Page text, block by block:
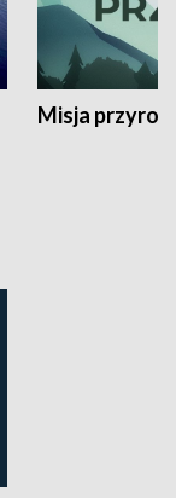
Misja